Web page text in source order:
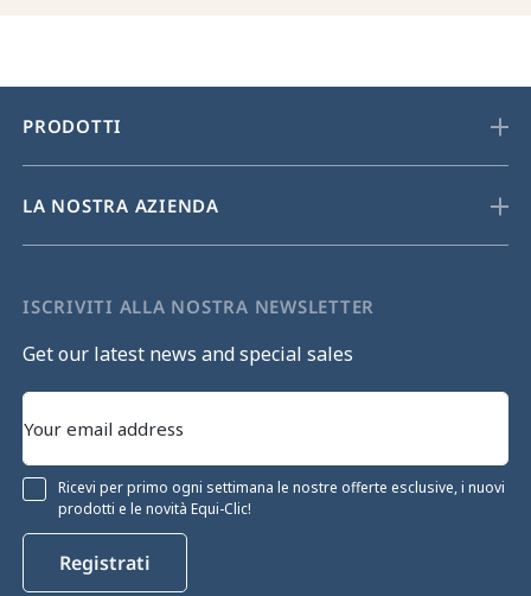
PRODOTTI
LA NOSTRA AZIENDA
ISCRIVITI ALLA NOSTRA NEWSLETTER
Get our latest news and special sales
Ricevi per primo ogni settimana le nostre offerte esclusive, i nuovi
prodotti e le novità Equi-Clic!
Registrati